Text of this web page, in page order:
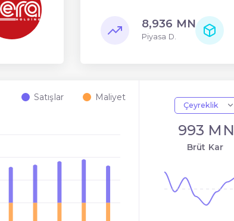
8,936 MN
Piyasa D.
Satışlar Maliyet
Çeyreklik
993 MN
Brüt Kar